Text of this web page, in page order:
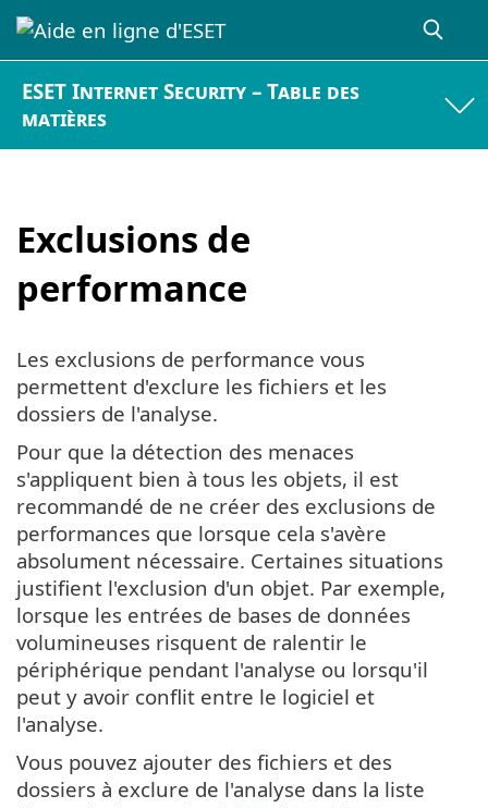
ESET Internet Security – Table des
matières
Exclusions de
performance
Les exclusions de performance vous
permettent d'exclure les fichiers et les
dossiers de l'analyse.
Pour que la détection des menaces
s'appliquent bien à tous les objets, il est
recommandé de ne créer des exclusions de
performances que lorsque cela s'avère
absolument nécessaire. Certaines situations
justifient l'exclusion d'un objet. Par exemple,
lorsque les entrées de bases de données
volumineuses risquent de ralentir le
périphérique pendant l'analyse ou lorsqu'il
peut y avoir conflit entre le logiciel et
l'analyse.
Vous pouvez ajouter des fichiers et des
dossiers à exclure de l'analyse dans la liste